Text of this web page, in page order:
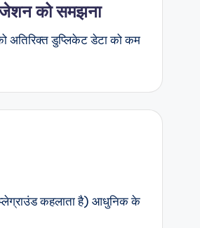
को समझना
अतिरिक्त डुप्लिकेट डेटा को कम
कहलाता है) आधुनिक के